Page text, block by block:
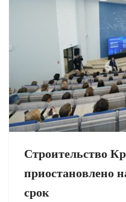
Строительство
приостановлено
срок